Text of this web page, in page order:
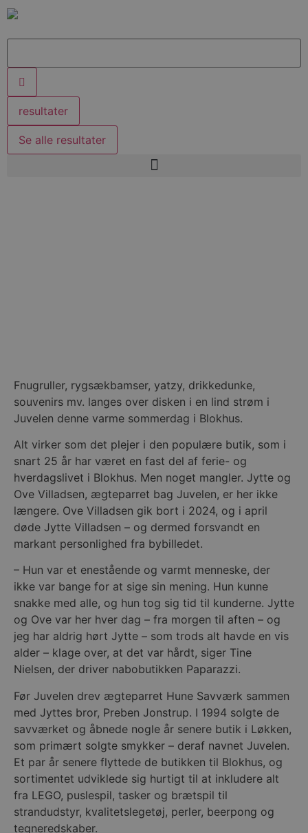
resultater
Se alle resultater
Fnugruller, rygsækbamser, yatzy, drikkedunke,
souvenirs mv. langes over disken i en lind strøm i
Juvelen denne varme sommerdag i Blokhus.
Alt virker som det plejer i den populære butik, som i
snart 25 år har været en fast del af ferie- og
hverdagslivet i Blokhus. Men noget mangler. Jytte og
Ove Villadsen, ægteparret bag Juvelen, er her ikke
længere. Ove Villadsen gik bort i 2024, og i april
døde Jytte Villadsen – og dermed forsvandt en
markant personlighed fra bybilledet.
– Hun var et enestående og varmt menneske, der
ikke var bange for at sige sin mening. Hun kunne
snakke med alle, og hun tog sig tid til kunderne. Jytte
og Ove var her hver dag – fra morgen til aften – og
jeg har aldrig hørt Jytte – som trods alt havde en vis
alder – klage over, at det var hårdt, siger Tine
Nielsen, der driver nabobutikken Paparazzi.
Før Juvelen drev ægteparret Hune Savværk sammen
med Jyttes bror, Preben Jonstrup. I 1994 solgte de
savværket og åbnede nogle år senere butik i Løkken,
som primært solgte smykker – deraf navnet Juvelen.
Et par år senere flyttede de butikken til Blokhus, og
sortimentet udviklede sig hurtigt til at inkludere alt
fra LEGO, puslespil, tasker og brætspil til
strandudstyr, kvalitetslegetøj, perler, beerpong og
tegneredskaber.